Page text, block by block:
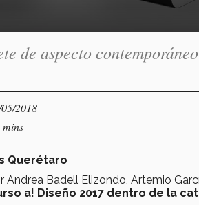
de aspecto
2018
Querétaro
Badell Elizondo, Artemio
a! Diseño 2017 dentro de la